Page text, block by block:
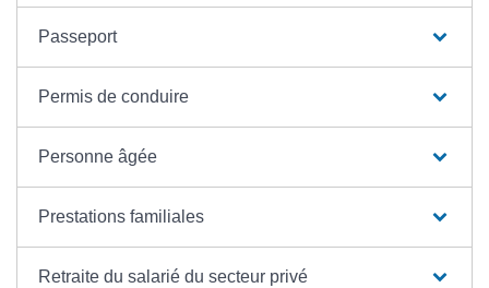
Passeport
Permis de conduire
Personne âgée
Prestations familiales
Retraite du salarié du secteur privé